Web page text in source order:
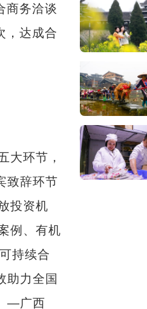
商务洽谈
，达成合
大环节，
致辞环节
投资机
例、有机
持续合
助力全国
—广西